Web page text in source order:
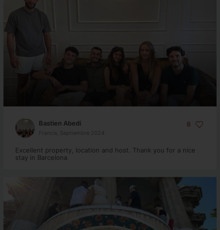
Bastien Abedi 8
Francia, Septiembre 2024
Excellent property, location and host. Thank you for a nice
stay in Barcelona